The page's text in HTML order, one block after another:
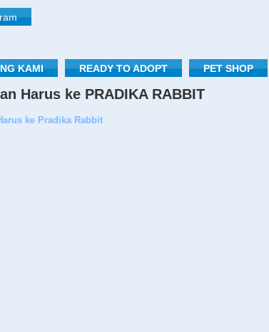
KAMI READY TO ADOPT PET SHOP
Harus ke PRADIKA RABBIT
ke Pradika Rabbit